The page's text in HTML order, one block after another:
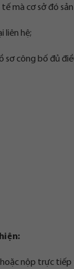
mà cơ sở đó
liên hệ;
sơ công bố đủ
nộp trực